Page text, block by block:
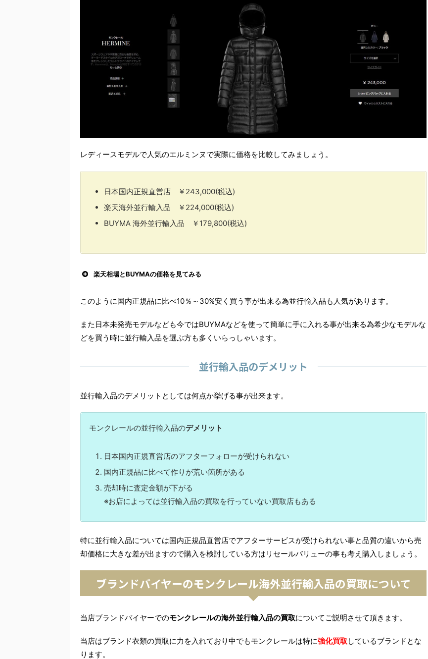
レディースモデルで人気のエルミンヌで実際に価格を比較してみましょう。
日本国内正規直営店 ￥243,000(税込)
楽天海外並行輸入品 ￥224,000(税込)
BUYMA 海外並行輸入品 ￥179,800(税込)
楽天相場とBUYMAの価格を見てみる
このように国内正規品に比べ10％～30%安く買う事が出来る為並行輸入品も人気があります。
また日本未発売モデルなども今ではBUYMAなどを使って簡単に手に入れる事が出来る為希少なモデルな
どを買う時に並行輸入品を選ぶ方も多くいらっしゃいます。
並行輸入品のデメリット
並行輸入品のデメリットとしては何点か挙げる事が出来ます。
モンクレールの並行輸入品のデメリット
日本国内正規直営店のアフターフォローが受けられない
国内正規品に比べて作りが荒い箇所がある
売却時に査定金額が下がる
※お店によっては並行輸入品の買取を行っていない買取店もある
特に並行輸入品については国内正規品直営店でアフターサービスが受けられない事と品質の違いから売
却価格に大きな差が出ますので購入を検討している方はリセールバリューの事も考え購入しましょう。
ブランドバイヤーのモンクレール海外並行輸入品の買取について
当店ブランドバイヤーでのモンクレールの海外並行輸入品の買取についてご説明させて頂きます。
当店はブランド衣類の買取に力を入れており中でもモンクレールは特に強化買取 しているブランドとな
ります。